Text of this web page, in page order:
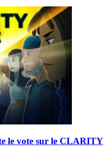
le vote sur le CLARITY